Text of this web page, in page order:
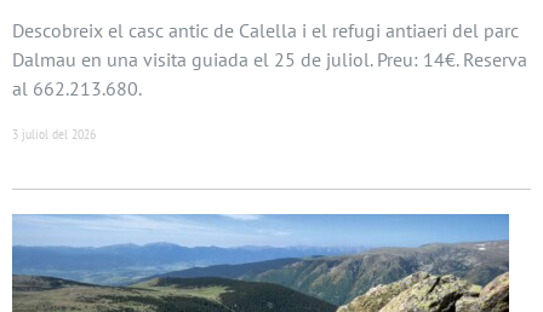
Descobreix el casc antic de Calella i el refugi antiaeri del parc
Dalmau en una visita guiada el 25 de juliol. Preu: 14€. Reserva
al 662.213.680.
3 juliol del 2026